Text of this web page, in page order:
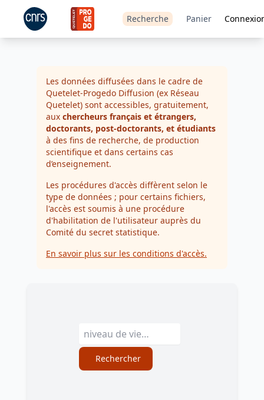
Recherche Panier
Les données diffusées dans le cadre de
Quetelet-Progedo Diffusion (ex Réseau
Quetelet) sont accessibles, gratuitement,
aux chercheurs français et étrangers,
doctorants, post-doctorants, et étudiants
à des fins de recherche, de production
scientifique et dans certains cas
d’enseignement.
Les procédures d'accès diffèrent selon le
type de données ; pour certains fichiers,
l'accès est soumis à une procédure
d'habilitation de l'utilisateur auprès du
Comité du secret statistique.
En savoir plus sur les conditions d'accès.
Rechercher